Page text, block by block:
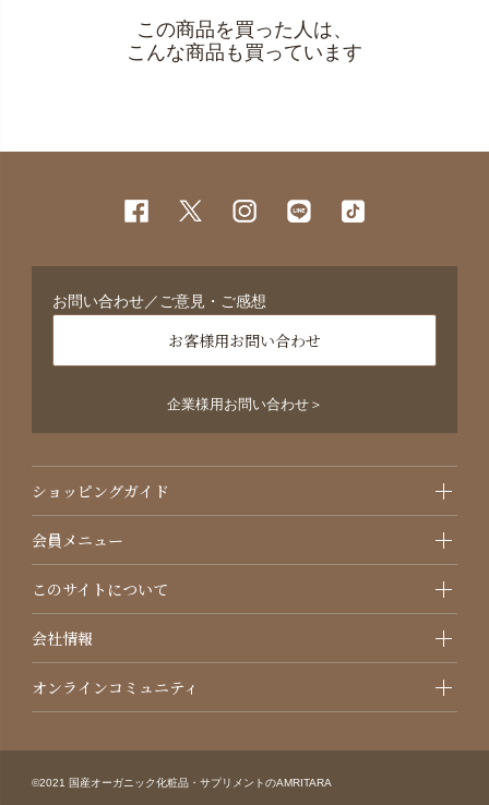
この商品を買った人は、
こんな商品も買っています
お問い合わせ／ご意見・ご感想
お客様用お問い合わせ
企業様用お問い合わせ＞
ショッピングガイド
会員メニュー
このサイトについて
会社情報
オンラインコミュニティ
©2021 国産オーガニック化粧品・サプリメントのAMRITARA